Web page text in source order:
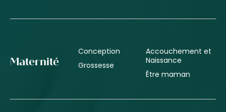
Maternité
Conception
Grossesse
Accouchement et
Naissance
Être maman